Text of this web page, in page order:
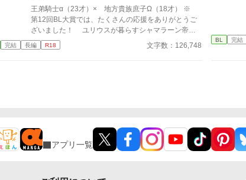
王弟騎士α（23才）× 地方貴族庶子Ω（18才） ※
第12回BL大賞では、たくさんの応援をありがとうご
ざいました！ ユリウスが暮らすシャマラーン帝国
では、平民のオメガは18才になると、宮廷で開かれ
る選定の儀に参加することが義務付けられている。王
トに惹かれていくユリウスであったが、働き始めて3
カ月が過ぎたところで第３王弟殿下が辺境伯令嬢の婿
養子になるという噂を聞き、従僕も解雇される。
完結 長編 R18 文字数：126,748
BL 完結
アプリ一覧